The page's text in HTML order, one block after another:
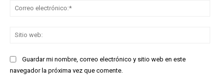
Guardar mi nombre, correo electrónico y sitio web en este
navegador la próxima vez que comente.